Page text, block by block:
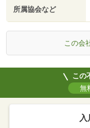
所属協会など
この会
この
無
入